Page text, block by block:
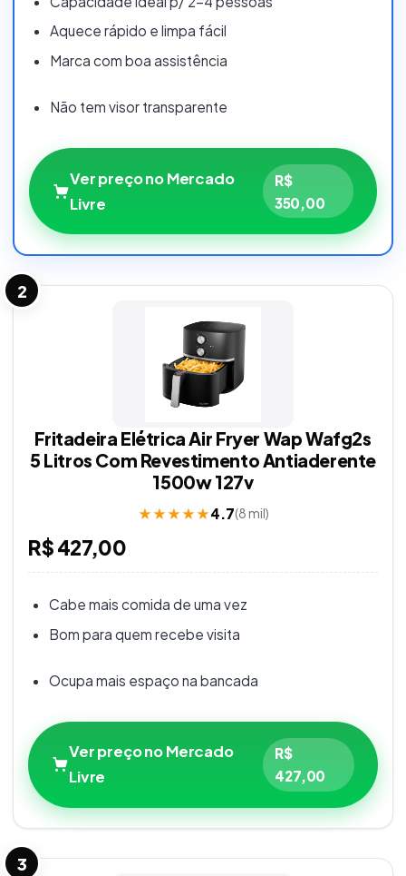
Aquece rápido e limpa fácil
Marca com boa assistência
Não tem visor transparente
Ver preço no Mercado
Livre
R$
350,00
2
Fritadeira Elétrica Air Fryer Wap Wafg2s
5 Litros Com Revestimento Antiaderente
1500w 127v
★★★★★4.7(8 mil)
R$ 427,00
Cabe mais comida de uma vez
Bom para quem recebe visita
Ocupa mais espaço na bancada
Ver preço no Mercado
Livre
R$
427,00
3